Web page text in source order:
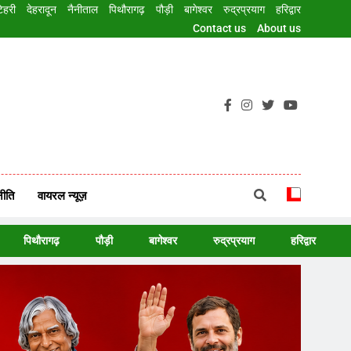
देहरादून नैनीताल पिथौरागढ़ पौड़ी बागेश्वर रुद्रप्रयाग
हरिद्वार
Contact us
About us
वायरल न्यूज़
पिथौरागढ़ पौड़ी बागेश्वर रुद्रप्रयाग हरिद्वार